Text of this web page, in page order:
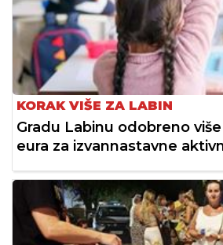
KORAK VIŠE ZA LABIN
Gradu Labinu odobreno
eura za izvannastavne